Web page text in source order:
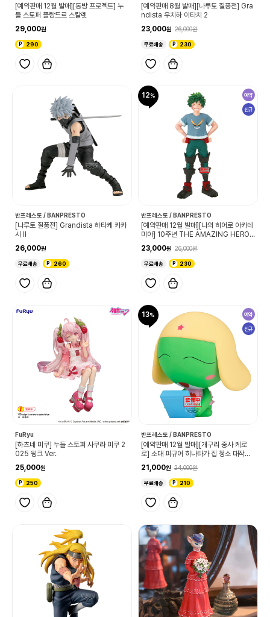
[예약판매 12월 발매][동방 프로젝트] 누
들 스토퍼 플랑드르 스칼렛
29,000
290
[예약판매 8월 발매][나루토 질풍전] Gra
ndista 우치하 이타치 2
23,000
26,000
무료배송 230
반프레스토 / BANPRESTO
[나루토 질풍전] Grandista 하타케 카카
시 Ⅱ
26,000
무료배송 260
12 예약
신규
반프레스토 / BANPRESTO
[예약판매 12월 발매][나의 히어로 아카데
미아] 10주년 THE AMAZING HEROE
23,000 26,000
무료배송 230
FuRyu
[하츠네 미쿠] 누들 스토퍼 사쿠라 미쿠 2
025 윙크 Ver.
25,000
250
13 예약
신규
반프레스토 / BANPRESTO
[예약판매 12월 발매][개구리 중사 케로
로] 소대 피규어 히나타가 집 청소 대작전
21,000 24,000
무료배송 210